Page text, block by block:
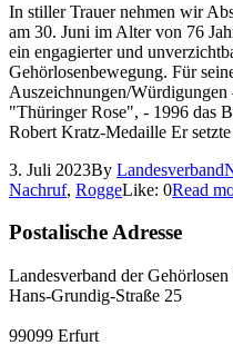
In stiller Trauer nehmen wir
am 30. Juni im Alter von 76
ein engagierter und
Gehörlosenbewegung. Für
Auszeichnungen/Würdigungen
"Thüringer Rose", - 1996 das
Robert Kratz-Medaille Er
3. Juli 2023By Landesverband
Nachruf, RoggeLike: 0Read
Postalische Adresse
Landesverband der
Hans-Grundig-Straße 25
99099 Erfurt